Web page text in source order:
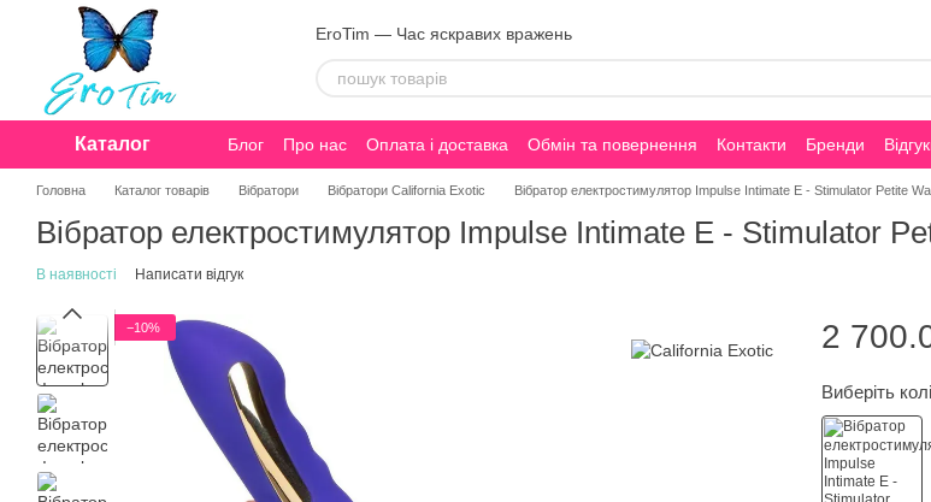
Перейти до основного контенту
EroTim — Час яскравих вражень
Каталог Блог Про нас Оплата і доставка Обмін та повернення Контакти Бренди
Конфіденційність
Головна Каталог товарів Вібратори Вібратори California Exotic Вібратор електростимулятор Impulse Intimate E - Stimulator Petite
Вібратор електростимулятор Impulse Intimate E - Stimulator
В наявності Написати відгук
−10% 2
Виберіть